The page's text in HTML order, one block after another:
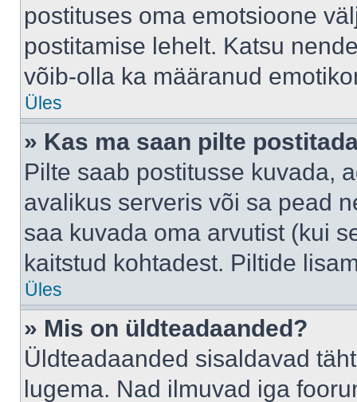
postituses oma emotsioone
postitamise lehelt. Katsu
võib-olla ka määranud
Üles
» Kas ma saan pilte
Pilte saab postitusse kuvada,
avalikus serveris või sa pead
saa kuvada oma arvutist (kui
kaitstud kohtadest. Piltide
Üles
» Mis on üldteadaanded?
Üldteadaanded sisaldavad
lugema. Nad ilmuvad iga